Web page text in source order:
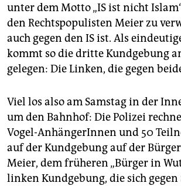
unter dem Motto „IS ist nicht
den Rechtspopulisten Meier zu
auch gegen den IS ist. Als
kommt so die dritte Kundgebung
gelegen: Die Linken, die gegen
Viel los also am Samstag in der
um den Bahnhof: Die Polizei
Vogel-AnhängerInnen und 50
auf der Kundgebung auf der
Meier, dem früheren „Bürger in
linken Kundgebung, die sich gegen